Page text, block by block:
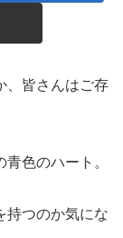
、皆さんはご存
色のハート。
持つのか気にな